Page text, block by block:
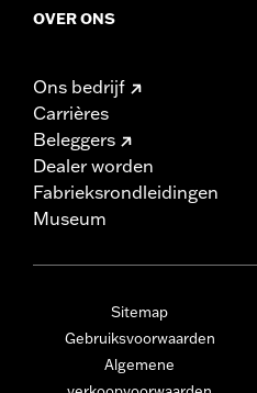
OVER ONS
Ons bedrijf
Carrières
Beleggers
Dealer worden
Fabrieksrondleidingen
Museum
Sitemap
Gebruiksvoorwaarden
Algemene